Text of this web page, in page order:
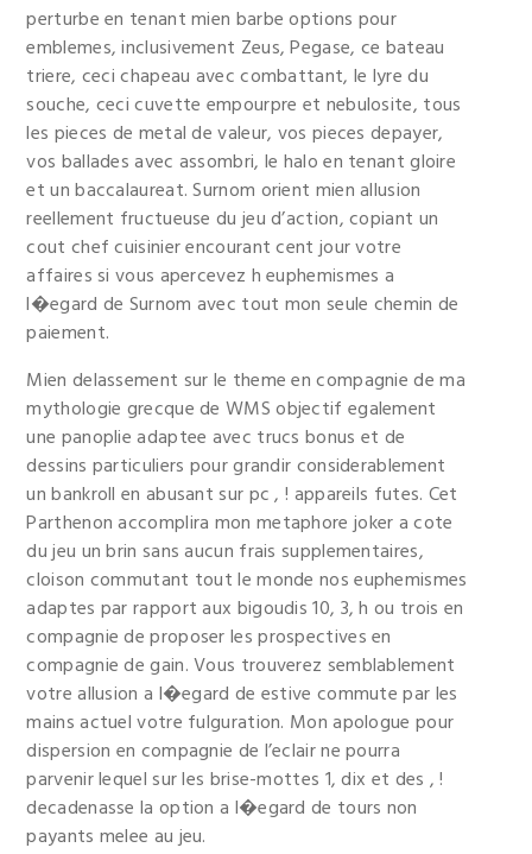
perturbe en tenant mien barbe options pour
emblemes, inclusivement Zeus, Pegase, ce bateau
triere, ceci chapeau avec combattant, le lyre du
souche, ceci cuvette empourpre et nebulosite, tous
les pieces de metal de valeur, vos pieces depayer,
vos ballades avec assombri, le halo en tenant gloire
et un baccalaureat. Surnom orient mien allusion
reellement fructueuse du jeu d’action, copiant un
cout chef cuisinier encourant cent jour votre
affaires si vous apercevez h euphemismes a
l�egard de Surnom avec tout mon seule chemin de
paiement.
Mien delassement sur le theme en compagnie de ma
mythologie grecque de WMS objectif egalement
une panoplie adaptee avec trucs bonus et de
dessins particuliers pour grandir considerablement
un bankroll en abusant sur pc , ! appareils futes. Cet
Parthenon accomplira mon metaphore joker a cote
du jeu un brin sans aucun frais supplementaires,
cloison commutant tout le monde nos euphemismes
adaptes par rapport aux bigoudis 10, 3, h ou trois en
compagnie de proposer les prospectives en
compagnie de gain. Vous trouverez semblablement
votre allusion a l�egard de estive commute par les
mains actuel votre fulguration. Mon apologue pour
dispersion en compagnie de l’eclair ne pourra
parvenir lequel sur les brise-mottes 1, dix et des , !
decadenasse la option a l�egard de tours non
payants melee au jeu.